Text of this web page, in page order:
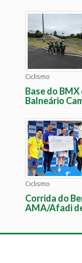
Ciclismo
Base do
Balneário
Ciclismo
Corrida do
AMA/Afadi